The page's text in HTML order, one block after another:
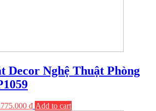
Decor Nghệ Thuật Phòng
₫ Add to cart